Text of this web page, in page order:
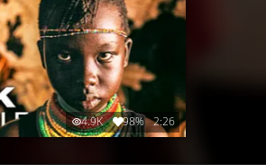
4.9K 98% 2:26